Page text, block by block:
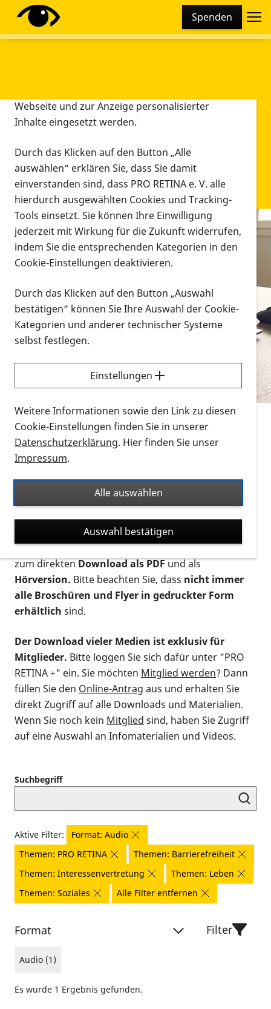
Spenden
Infomaterial
Infomaterial
Vorlesen
Alle Infomaterialien in verschiedenen
Formaten an einem Ort
Sie möchten wissen, wie Sie nach Infonmaterial
suchen und dieses bestellen bzw. herunterladen
können? Schauen Sie sich dieErklärvideos zum
Thema Infomaterial auf der PRO RETINA-Website
für blinde und sehbehinderte Menschen an.
Auf dieser Seite finden Sie sämtliches Infomaterial
Ort. Nutzen Sie den Formatfilter, um ausschließlich
nach Flyern und Broschüren, Audios oder Videos zu
suchen. Die meisten Flyer und Broschüren werden in
verschiedenen Formaten angeboten: zur
postalischen Bestellung als gedruckte Variante
zum direktenDownload als PDFund als
Hörversion. Bitte beachten Sie, dass nicht immer
alle Broschüren und Flyer in gedruckter Form
erhältlich sind.
Der Download vieler Medien ist exklusiv für
Mitglieder. Bitte loggen Sie sich dafür unter "PRO
RETINA +" ein. Sie möchten Mitglied werden? Dann
füllen Sie den Online-Antrag aus und erhalten Sie
direkt Zugriff auf alle Downloads und Materialien.
Wenn Sie noch kein Mitglied sind, haben Sie Zugriff
auf eine Auswahl an Infomaterialien und Videos.
Suchbegriff
Aktive Filter:
Format: Audio
Themen: PRO RETINA
Themen: Barrierefreiheit
Themen: Interessenvertretung
Themen: Leben
Themen: Soziales
Alle Filter entfernen
Format
Audio (1)
Filter
Es wurde 1 Ergebnis gefunden.
Diese Webseite setzt verschiedene Cookies und
Tracking-Tools ein. Dies beinhaltet Cookies und
Webseite und zur Anzeige personalisierter
Inhalte eingesetzt werden.
Durch das Klicken auf den Button „Alle
auswählen“ erklären Sie, dass Sie damit
einverstanden sind, dass PRO RETINA e. V. alle
hierdurch ausgewählten Cookies und Tracking-
Tools einsetzt. Sie können Ihre Einwilligung
jederzeit mit Wirkung für die Zukunft widerrufen,
indem Sie die entsprechenden Kategorien in den
Cookie-Einstellungen deaktivieren.
Durch das Klicken auf den Button „Auswahl
bestätigen“ können Sie Ihre Auswahl der Cookie-
Kategorien und anderer technischer Systeme
selbst festlegen.
Einstellungen
Weitere Informationen sowie den Link zu diesen
Cookie-Einstellungen finden Sie in unserer
Datenschutzerklärung. Hier finden Sie unser
Impressum.
Alle auswählen
Auswahl bestätigen